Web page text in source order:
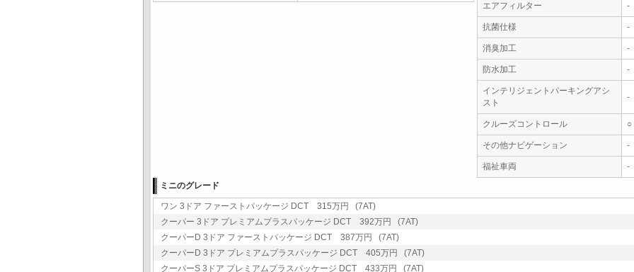
エアフィルター -
抗菌仕様 -
消臭加工 -
防水加工 -
インテリジェントパーキングアシ
スト
-
クルーズコントロール ○
その他ナビゲーション -
福祉車両
-
ミニのグレード
ワン 3ドア ファーストパッケージ DCT 315万円 (7AT)
クーパー 3ドア プレミアムプラスパッケージ DCT 392万円 (7AT)
クーパーD 3ドア ファーストパッケージ DCT 387万円 (7AT)
クーパーD 3ドア プレミアムプラスパッケージ DCT 405万円 (7AT)
クーパーS 3ドア プレミアムプラスパッケージ DCT 433万円 (7AT)